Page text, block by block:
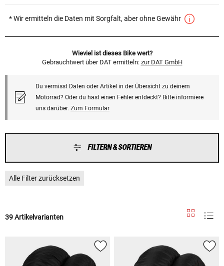
* Wir ermitteln die Daten mit Sorgfalt, aber ohne Gewähr
Wieviel ist dieses Bike wert?
Gebrauchtwert über DAT ermitteln: zur DAT GmbH
Du vermisst Daten oder Artikel in der Übersicht zu deinem
Motorrad? Oder du hast einen Fehler entdeckt? Bitte informiere
uns darüber. Zum Formular
FILTERN & SORTIEREN
Alle Filter zurücksetzen
39 Artikelvarianten